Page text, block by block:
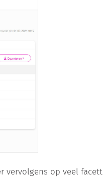
vervolgens op veel